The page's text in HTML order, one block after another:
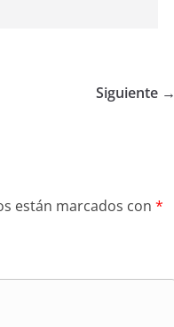
Siguiente →
están marcados con *